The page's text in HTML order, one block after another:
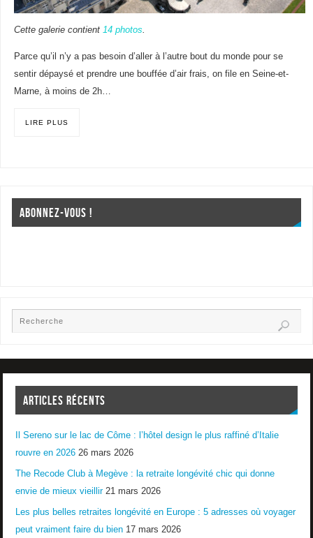
Cette galerie contient 14 photos
Parce qu’il n’y a pas besoin d’aller à l’autre bout du monde pour se
sentir dépaysé et prendre une bouffée d’air frais, on file en Seine-et-
Marne, à moins de 2h…
LIRE PLUS
ABONNEZ-VOUS !
ARTICLES RÉCENTS
Il Sereno sur le lac de Côme : l’hôtel design le plus raffiné d’Italie
rouvre en 2026 26 mars 2026
The Recode Club à Megève : la retraite longévité chic qui donne
envie de mieux vieillir 21 mars 2026
Les plus belles retraites longévité en Europe : 5 adresses où voyager
peut vraiment faire du bien 17 mars 2026